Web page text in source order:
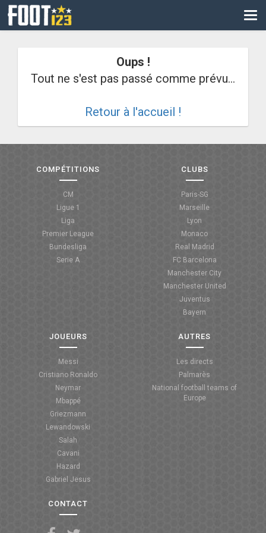
CM
COUPE DE FRANCE
COUPE DE LA LIGUE
Oups !
Tout ne s'est pas passé comme prévu...
Retour à l'accueil !
COMPÉTITIONS
CM
Ligue 1
Liga
Premier League
Bundesliga
Serie A
CLUBS
Paris-SG
Marseille
Lyon
Monaco
Real Madrid
FC Barcelona
Manchester City
Manchester United
Juventus
Bayern
JOUEURS
Messi
Cristiano Ronaldo
Neymar
Mbappé
Griezmann
Lewandowski
Salah
Cavani
Hazard
Gabriel Jesus
AUTRES
Les directs
Palmarès
National football teams of
Europe
CONTACT